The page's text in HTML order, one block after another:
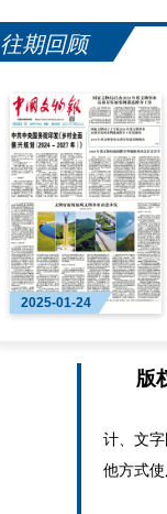
往期回顾
2025-01-24
版
《
计、文
他方式使